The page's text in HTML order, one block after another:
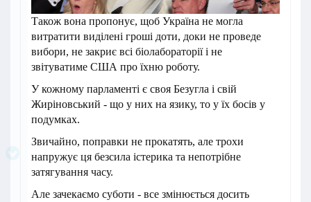
Також вона пропонує, щоб Україна не могла
витратити виділені гроші доти, доки не проведе
вибори, не закриє всі біолабораторії і не
звітуватиме США про їхню роботу.
У кожному парламенті є своя Безугла і свій
Жиріновський - що у них на язику, то у їх босів у
подумках.
Звичайно, поправки не прокатять, але трохи
напружує ця безсила істерика та непотрібне
затягування часу.
Але зачекаємо суботи - все змінюється досить